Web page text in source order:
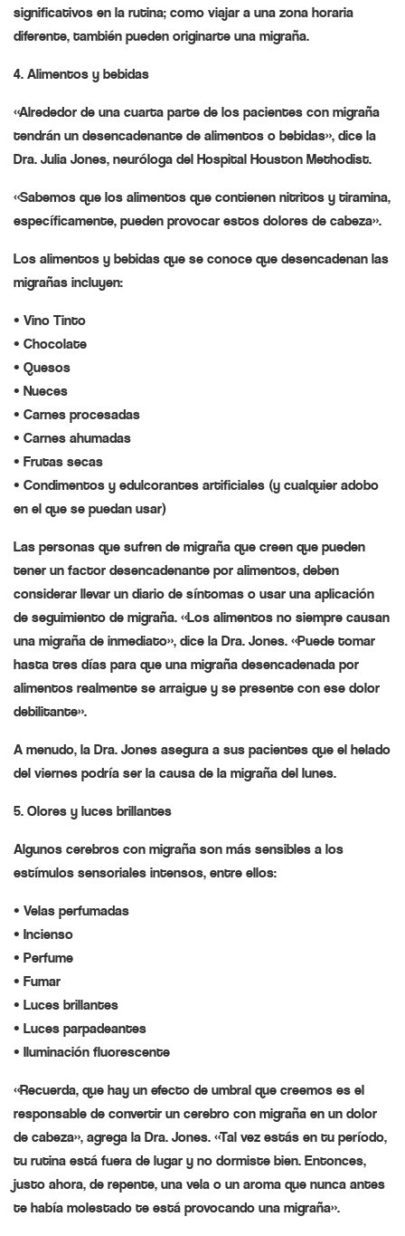
significativos en la rutina; como viajar a una zona horaria
diferente, también pueden originarte una migraña.
4. Alimentos y bebidas
«Alrededor de una cuarta parte de los pacientes con migraña
tendrán un desencadenante de alimentos o bebidas», dice la
Dra. Julia Jones, neuróloga del Hospital Houston Methodist.
«Sabemos que los alimentos que contienen nitritos y tiramina,
específicamente, pueden provocar estos dolores de cabeza».
Los alimentos y bebidas que se conoce que desencadenan las
migrañas incluyen:
• Vino Tinto
• Chocolate
• Quesos
• Nueces
• Carnes procesadas
• Carnes ahumadas
• Frutas secas
• Condimentos y edulcorantes artificiales (y cualquier adobo
en el que se puedan usar)
Las personas que sufren de migraña que creen que pueden
tener un factor desencadenante por alimentos, deben
considerar llevar un diario de síntomas o usar una aplicación
de seguimiento de migraña. «Los alimentos no siempre causan
una migraña de inmediato», dice la Dra. Jones. «Puede tomar
hasta tres días para que una migraña desencadenada por
alimentos realmente se arraigue y se presente con ese dolor
debilitante».
A menudo, la Dra. Jones asegura a sus pacientes que el helado
del viernes podría ser la causa de la migraña del lunes.
5. Olores y luces brillantes
Algunos cerebros con migraña son más sensibles a los
estímulos sensoriales intensos, entre ellos:
• Velas perfumadas
• Incienso
• Perfume
• Fumar
• Luces brillantes
• Luces parpadeantes
• Iluminación fluorescente
«Recuerda, que hay un efecto de umbral que creemos es el
responsable de convertir un cerebro con migraña en un dolor
de cabeza», agrega la Dra. Jones. «Tal vez estás en tu período,
tu rutina está fuera de lugar y no dormiste bien. Entonces,
justo ahora, de repente, una vela o un aroma que nunca antes
te había molestado te está provocando una migraña».